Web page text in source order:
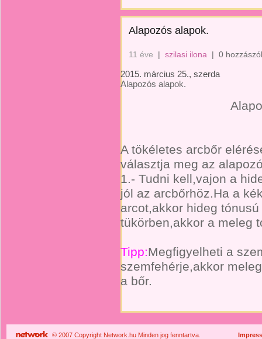
Alapozós alapok.
11 éve | szilasi ilona | 0
2015. március 25., szerda
Alapozós alapok.
A tökéletes arcbőr
választja meg az
1.- Tudni kell,vajon a
jól az arcbőrhöz.Ha a
arcot,akkor hideg
tükörben,akkor a meleg
Tipp:Megfigyelheti a
szemfehérje,akkor
a bőr.
© 2007 Copyright Network.hu Minden jog fenntartva.